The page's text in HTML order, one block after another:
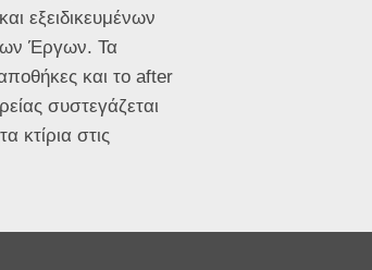
εξειδικευμένων
Έργων. Τα
και το after
συστεγάζεται
κτίρια στις